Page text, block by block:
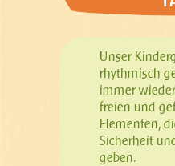
Unser
rhythmisch
immer
freien und
Elementen,
Sicherheit
geben.